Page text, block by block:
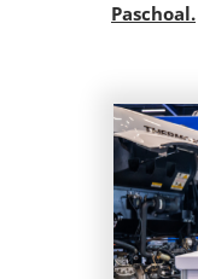
Paschoal.